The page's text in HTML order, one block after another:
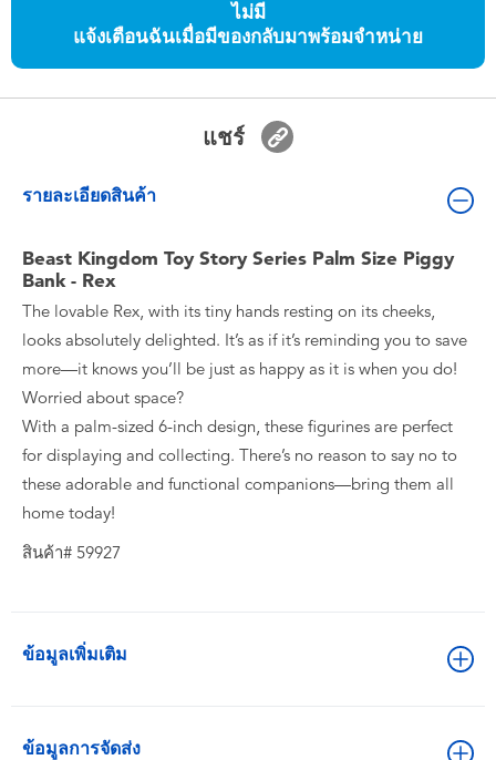
แบตเตอรี่
Nintendo Switch
แกดเจ็ต
ไม่มี
แจ้งเตือนฉันเมื่อมีของกลับมาพร้อมจำหน่าย
แชร์
รายละเอียดสินค้า
Beast Kingdom Toy Story Series Palm Size Piggy
Bank - Rex
The lovable Rex, with its tiny hands resting on its cheeks,
looks absolutely delighted. It’s as if it’s reminding you to save
more—it knows you’ll be just as happy as it is when you do!
Worried about space?
With a palm-sized 6-inch design, these figurines are perfect
for displaying and collecting. There’s no reason to say no to
these adorable and functional companions—bring them all
home today!
สินค้า# 59927
ข้อมูลเพิ่มเติม
ข้อมูลการจัดส่ง